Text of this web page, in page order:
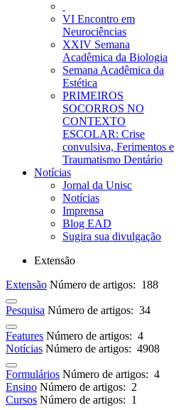
VI Encontro em
Neurociências
XXIV Semana
Acadêmica da Biologia
Semana Acadêmica da
Estética
PRIMEIROS
SOCORROS NO
CONTEXTO
ESCOLAR: Crise
convulsiva, Ferimentos e
Traumatismo Dentário
Notícias
Jornal da Unisc
Notícias
Imprensa
Blog EAD
Sugira sua divulgação
Extensão
Extensão Número de artigos: 188
Pesquisa Número de artigos: 34
Features Número de artigos: 4
Notícias Número de artigos: 4908
Formulários Número de artigos: 4
Ensino Número de artigos: 2
Cursos Número de artigos: 1